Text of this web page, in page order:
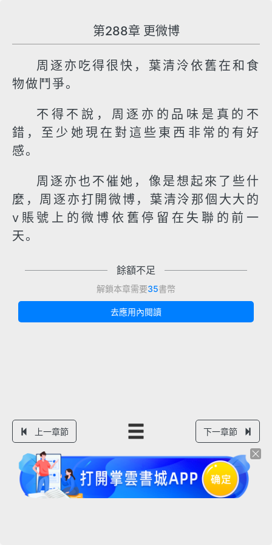
第288章 更微博
周逐亦吃得很快，葉清泠依舊在和食
物做鬥爭。
不得不說，周逐亦的品味是真的不
錯，至少她現在對這些東西非常的有好
感。
周逐亦也不催她，像是想起來了些什
麼，周逐亦打開微博，葉清泠那個大大的
v賬號上的微博依舊停留在失聯的前一
天。
餘額不足
解鎖本章需要35書幣
去應用內閱讀
上一章節 下一章節